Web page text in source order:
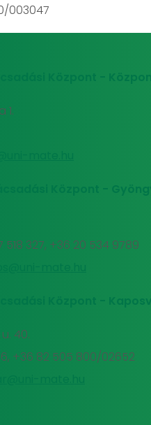
003047
1.
Központ -
518 327, +36 20 534 9789
40.
+36 82 505 800/02652